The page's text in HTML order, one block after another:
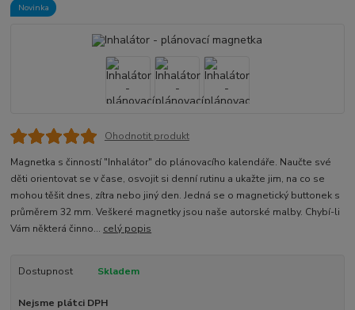
Novinka
Ohodnotit produkt
Magnetka s činností "Inhalátor" do plánovacího kalendáře. Naučte své
děti orientovat se v čase, osvojit si denní rutinu a ukažte jim, na co se
mohou těšit dnes, zítra nebo jiný den. Jedná se o magnetický buttonek s
průměrem 32 mm. Veškeré magnetky jsou naše autorské malby. Chybí-li
Vám některá činno... celý popis
Dostupnost Skladem
Nejsme plátci DPH